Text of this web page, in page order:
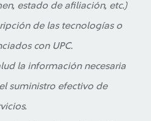
estado de afiliación, etc.)
de las tecnologías o
con UPC.
la información necesaria
suministro efectivo de